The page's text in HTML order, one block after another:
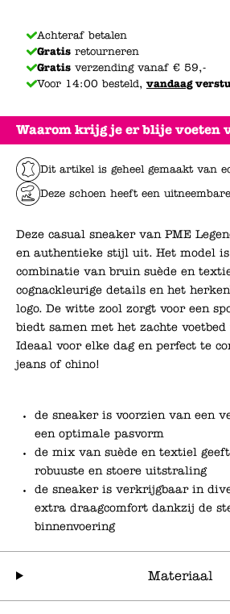
Waarom krijg je er blije voeten
Dit artikel is geheel gemaakt van
Deze schoen heeft een
Deze casual sneaker van PME
en authentieke stijl uit. Het model
combinatie van bruin suède en
cognackleurige details en het
logo. De witte zool zorgt voor een
biedt samen met het zachte
Ideaal voor elke dag en perfect te
jeans of chino!
de sneaker is voorzien van een
een optimale pasvorm
de mix van suède en textiel geeft
robuuste en stoere uitstraling
de sneaker is verkrijgbaar in
extra draagcomfort dankzij de
binnenvoering
Materiaal
Achteraf betalen
Gratis retourneren
Gratis verzending vanaf € 59,-
Voor 14:00 besteld, vandaag